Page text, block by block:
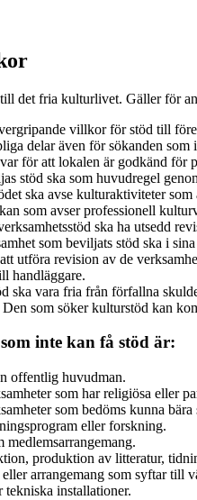
det fria kulturlivet. Gäller för
villkor för stöd till
delar även för sökanden som
för att lokalen är godkänd för
stöd ska som huvudregel
ska avse kulturaktiviteter
som avser professionell
ska ha utsedd
som beviljats stöd ska i
utföra revision av de
handläggare.
ska vara fria från förfallna
som söker kulturstöd kan
inte kan få stöd är:
offentlig huvudman.
som har religiösa eller
som bedöms kunna
eller forskning.
medlemsarrangemang.
produktion av litteratur,
arrangemang som syftar till
installationer.